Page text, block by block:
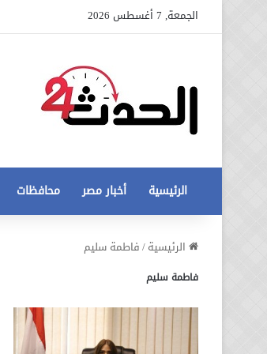
الجمعة, 7 أغسطس 2026
الرئيسية أخبار مصر محافظات
الرئيسية/فاطمة سليم
فاطمة سليم
عاجل
أزمة
مخالفات
البناء عاجل